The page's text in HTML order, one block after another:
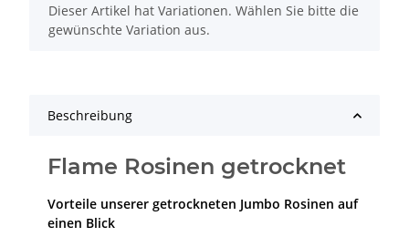
x
Dieser Artikel hat Variationen. Wählen Sie bitte die
gewünschte Variation aus.
Beschreibung
Flame Rosinen getrocknet
Vorteile unserer getrockneten Jumbo Rosinen auf
einen Blick